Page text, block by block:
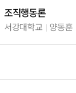
조직행동론
서강대학교 양동훈